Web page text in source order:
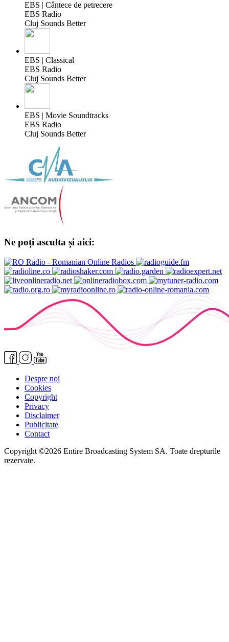
EBS | Cântece de petrecere
EBS Radio
Cluj Sounds Better
EBS | Classical
EBS Radio
Cluj Sounds Better
EBS | Movie Soundtracks
EBS Radio
Cluj Sounds Better
Ne poți asculta și aici:
Despre noi
Cookies
Copyright
Privacy
Disclaimer
Publicitate
Contact
Copyright ©2026 Entire Broadcasting System SA. Toate drepturile
rezervate.